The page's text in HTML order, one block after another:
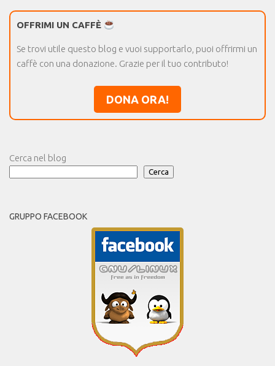
OFFRIMI UN CAFFÈ
Se trovi utile questo blog e vuoi supportarlo, puoi offrirmi un
caffè con una donazione. Grazie per il tuo contributo!
DONA ORA!
Cerca nel blog
Cerca
GRUPPO FACEBOOK